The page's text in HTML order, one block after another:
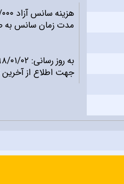
هزینه سانس آزاد ۴۰/۰۰۰ تومان
مدت زمان سانس به
به روز رسانی: ۱۳۹۸/۰۱/۰۲
جهت اطلاع از